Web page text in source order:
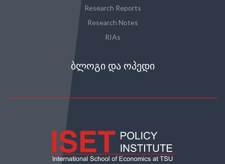
Research Reports
Research Notes
RIAs
ᲑᲚᲝᲒᲘ ᲓᲐ ᲝᲞᲔᲓᲘ